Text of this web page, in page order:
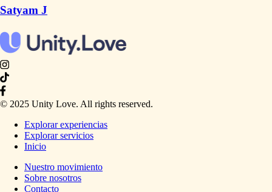
Satyam J
© 2025 Unity Love. All rights reserved.
Explorar experiencias
Explorar servicios
Inicio
Nuestro movimiento
Sobre nosotros
Contacto